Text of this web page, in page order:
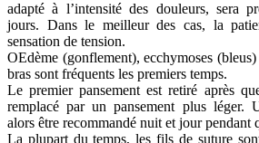
adapté à l’intensité des douleurs, sera
jours. Dans le meilleur des cas, la
sensation de tension.
OEdème (gonflement), ecchymoses
bras sont fréquents les premiers temps.
Le premier pansement est retiré après
remplacé par un pansement plus léger.
alors être recommandé nuit et jour pendant
La plupart du temps, les fils de suture